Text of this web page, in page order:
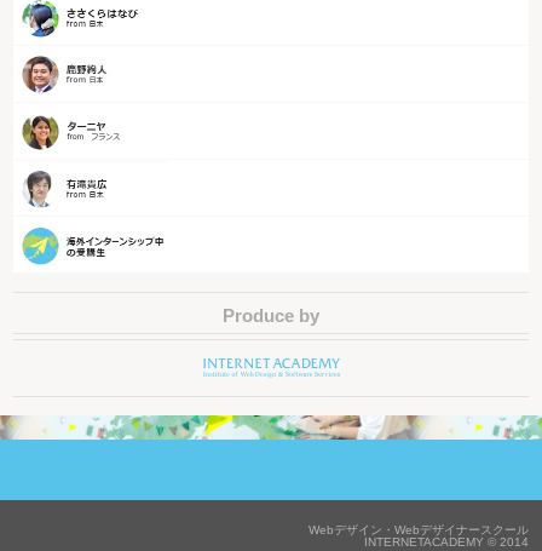
Produce by
Webデザイン・Webデザイナースクール
INTERNETACADEMY © 2014